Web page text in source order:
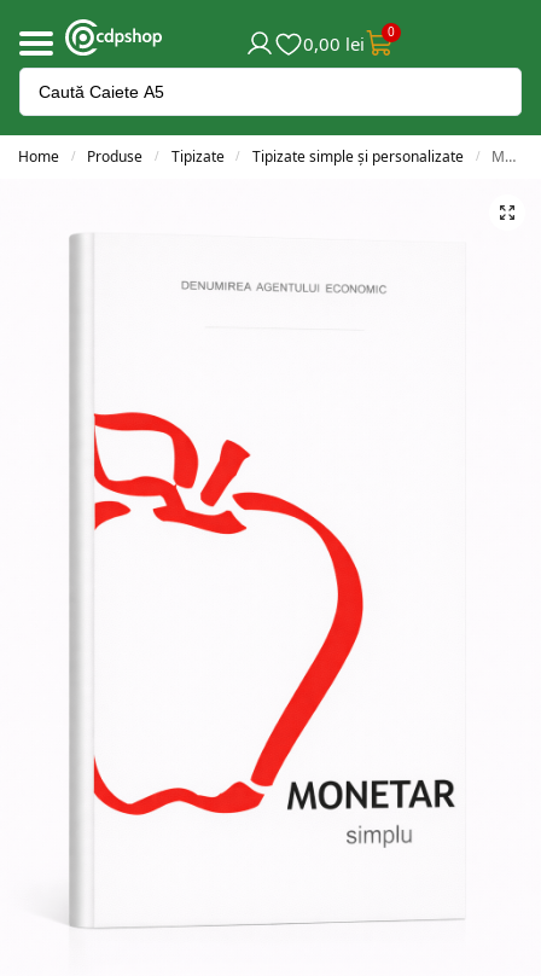
0,00 lei 0
Home / Produse / Tipizate / Tipizate simple și personalizate / Monetar simplu A6 – personalizat